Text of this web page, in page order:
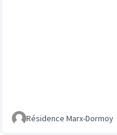
Résidence Marx-Dormoy